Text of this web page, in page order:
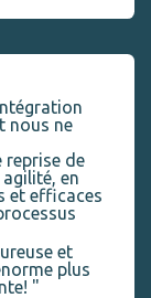
nous ne
de
en
et efficaces
et
plus
"